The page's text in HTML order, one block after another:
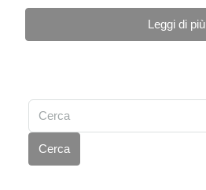
Leggi di più
Cerca